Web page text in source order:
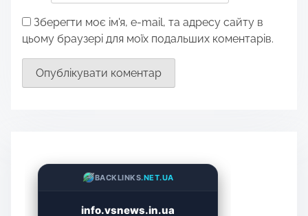
Зберегти моє ім'я, e-mail, та адресу сайту в
цьому браузері для моїх подальших коментарів.